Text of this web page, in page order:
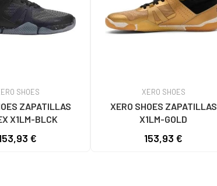
SHOES
ZAPATILLAS
X1LM-BLCK
€
XERO SHOES
XERO SHOES ZAPATILLAS
X1LM-GOLD
153,93 €